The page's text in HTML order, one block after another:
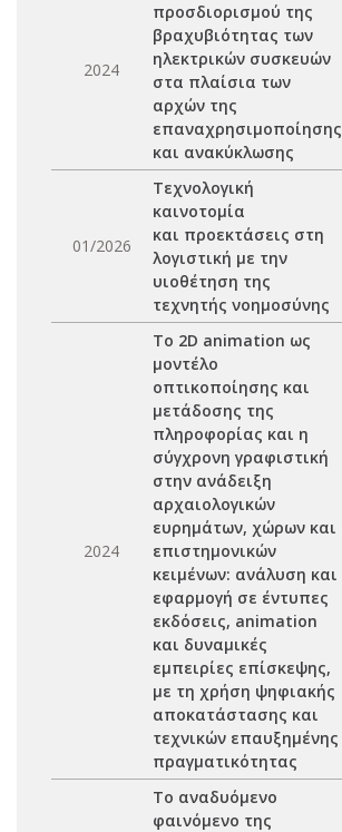
2024
προσδιορισμού της
βραχυβιότητας των
ηλεκτρικών συσκευών
στα πλαίσια των
αρχών της
επαναχρησιμοποίησης
και ανακύκλωσης
01/2026
Τεχνολογική
καινοτομία
και προεκτάσεις στη
λογιστική με την
υιοθέτηση της
τεχνητής νοημοσύνης
2024
Το 2D animation ως
μοντέλο
οπτικοποίησης και
μετάδοσης της
πληροφορίας και η
σύγχρονη γραφιστική
στην ανάδειξη
αρχαιολογικών
ευρημάτων, χώρων και
επιστημονικών
κειμένων: ανάλυση και
εφαρμογή σε έντυπες
εκδόσεις, animation
και δυναμικές
εμπειρίες επίσκεψης,
με τη χρήση ψηφιακής
αποκατάστασης και
τεχνικών επαυξημένης
πραγματικότητας
Το αναδυόμενο
φαινόμενο της